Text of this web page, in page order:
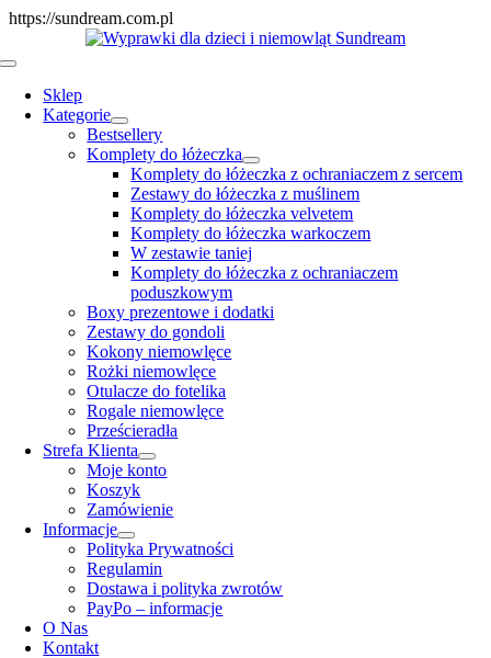
https://sundream.com.pl
to
Toggle
Navigation
Sklep
Kategorie
Bestsellery
Komplety do łóżeczka
Komplety do łóżeczka z ochraniaczem z sercem
Zestawy do łóżeczka z muślinem
Komplety do łóżeczka velvetem
Komplety do łóżeczka warkoczem
W zestawie taniej
Komplety do łóżeczka z ochraniaczem
poduszkowym
Boxy prezentowe i dodatki
Zestawy do gondoli
Kokony niemowlęce
Rożki niemowlęce
Otulacze do fotelika
Rogale niemowlęce
Prześcieradła
Strefa Klienta
Moje konto
Koszyk
Zamówienie
Informacje
Polityka Prywatności
Regulamin
Dostawa i polityka zwrotów
PayPo – informacje
O Nas
Kontakt